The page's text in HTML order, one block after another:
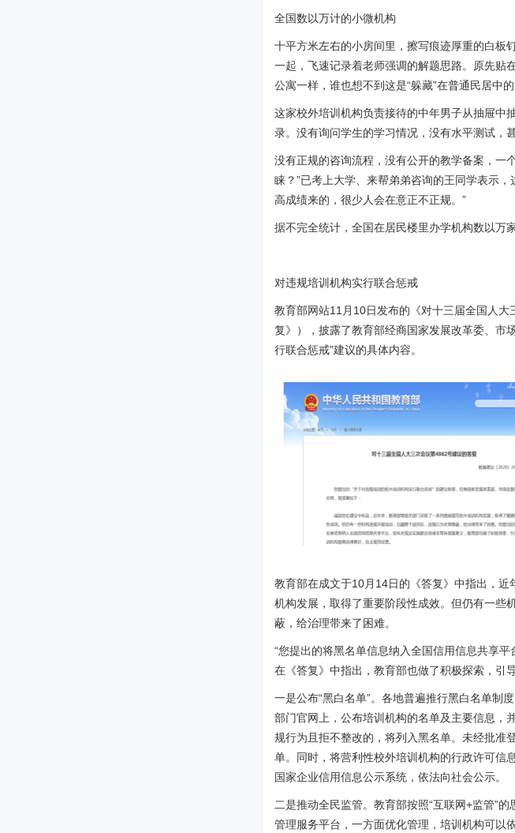
全国数以万计的小微机构
十平方米左右的小房间里，擦写痕迹厚重的白板
一起，飞速记录着老师强调的解题思路。原先贴
公寓一样，谁也想不到这是“躲藏”在普通民居中
这家校外培训机构负责接待的中年男子从抽屉中
录。没有询问学生的学习情况，没有水平测试，
没有正规的咨询流程，没有公开的教学备案，一
睐？”已考上大学、来帮弟弟咨询的王同学表示
高成绩来的，很少人会在意正不正规。”
据不完全统计，全国在居民楼里办学机构数以万家
对违规培训机构实行联合惩戒
教育部网站11月10日发布的《对十三届全国人
复》），披露了教育部经商国家发展改革委、市
行联合惩戒”建议的具体内容。
教育部在成文于10月14日的《答复》中指出，
机构发展，取得了重要阶段性成效。但仍有一些
蔽，给治理带来了困难。
“您提出的将黑名单信息纳入全国信用信息共享
在《答复》中指出，教育部也做了积极探索，引
一是公布“黑白名单”。各地普遍推行黑白名单制
部门官网上，公布培训机构的名单及主要信息，
规行为且拒不整改的，将列入黑名单。未经批准
单。同时，将营利性校外培训机构的行政许可信
国家企业信用信息公示系统，依法向社会公示。
二是推动全民监管。教育部按照“互联网+监管”
管理服务平台，一方面优化管理，培训机构可以